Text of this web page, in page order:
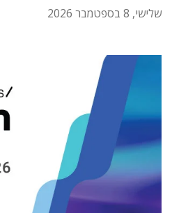
שלישי, 8 בספטמבר 2026